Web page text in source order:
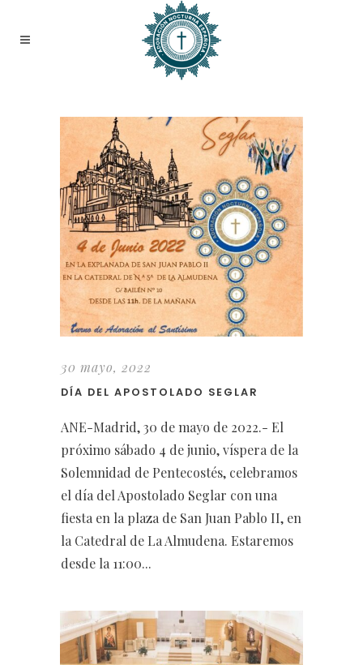
30 mayo, 2022
DÍA DEL APOSTOLADO SEGLAR
ANE-Madrid, 30 de mayo de 2022.- El
próximo sábado 4 de junio, víspera de la
Solemnidad de Pentecostés, celebramos
el día del Apostolado Seglar con una
fiesta en la plaza de San Juan Pablo II, en
la Catedral de La Almudena. Estaremos
desde la 11:00...